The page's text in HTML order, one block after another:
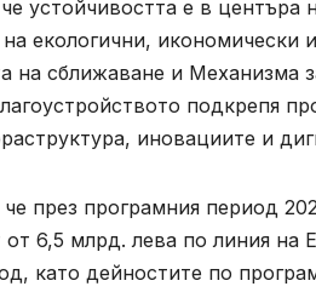
устойчивостта е в центъра
екологични, икономически
на сближаване и
подкрепя
иновациите и
през програмния период
6,5 млрд. лева по линия на
като дейностите по